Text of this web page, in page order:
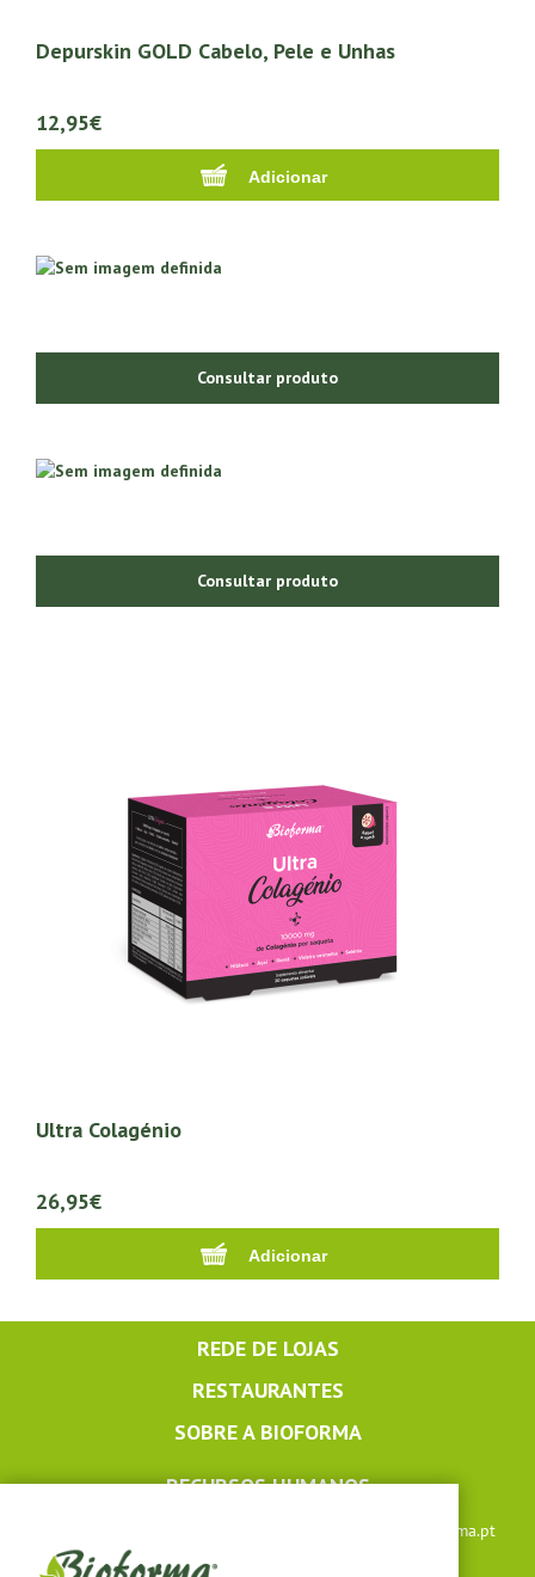
Depurskin GOLD Cabelo, Pele e Unhas
12,95€
Consultar produto
Consultar produto
Ultra Colagénio
26,95€
REDE DE LOJAS
RESTAURANTES
SOBRE A BIOFORMA
RECURSOS HUMANOS
lojaonline@bioforma.pt
(dias úteis das 8h30 às 13h e das 14h às 17h30)